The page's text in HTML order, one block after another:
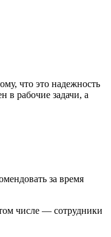
что это надежность
в рабочие задачи, а
за время
числе — сотрудники